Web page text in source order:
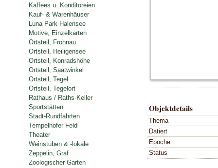
Objektdetails
Thema
Datiert
Epoche
Status
Kaffees u. Konditoreien
Kauf- & Warenhäuser
Luna Park Halensee
Motive, Einzelkarten
Ortsteil, Frohnau
Ortsteil, Heiligensee
Ortsteil, Konradshöhe
Ortsteil, Saatwinkel
Ortsteil, Tegel
Ortsteil, Tegelort
Rathaus / Raths-Keller
Sportstätten
Stadt-Rundfahrten
Tempelhofer Feld
Theater
Weinstuben & -lokale
Zeppelin, Graf
Zoologischer Garten